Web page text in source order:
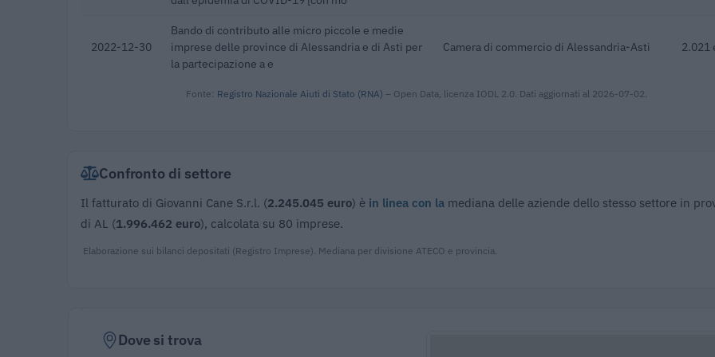
2022-12-30
Bando di contributo alle micro piccole e medie
imprese delle province di Alessandria e di Asti per
la partecipazione a e
Camera di commercio di Alessandria-Asti 2.021
Fonte: Registro Nazionale Aiuti di Stato (RNA) – Open Data, licenza IODL 2.0. Dati aggiornati al 2026-07-02.
Confronto di settore
Il fatturato di Giovanni Cane S.r.l. (2.245.045 euro) è in linea con la mediana delle aziende dello stesso settore in
di AL (1.996.462 euro), calcolata su 80 imprese.
Elaborazione sui bilanci depositati (Registro Imprese). Mediana per divisione ATECO e provincia.
Dove si trova